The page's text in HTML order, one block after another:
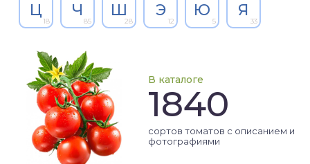
Ц
18
Ч
85
Ш
28
Э
12
Ю
5
Я
33
В каталоге
1840
сортов томатов с описанием и
фотографиями